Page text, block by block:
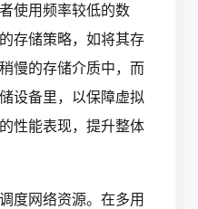
使用频率较低的数
存储策略，如将其存
慢的存储介质中，而
设备里，以保障虚拟
性能表现，提升整体
度网络资源。在多用